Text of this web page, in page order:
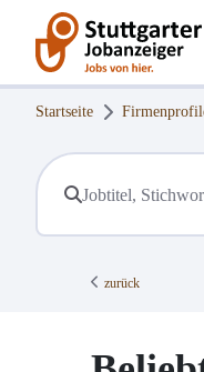
Startseite
zurück